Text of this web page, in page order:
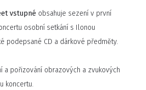
Tornero, Jedno tajemství, Pink
nejznámější role je role Kleopatry, ve
vstupné obsahuje sezení v první
osobní setkání s Ilonou
podepsané CD a dárkové předměty.
a pořizování obrazových a zvukových
koncertu.